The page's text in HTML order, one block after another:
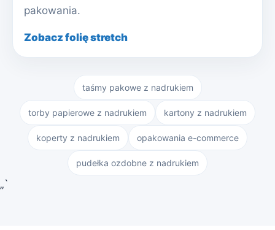
pakowania.
Zobacz folię stretch
taśmy pakowe z nadrukiem
torby papierowe z nadrukiem kartony z nadrukiem
koperty z nadrukiem opakowania e-commerce
pudełka ozdobne z nadrukiem
„`